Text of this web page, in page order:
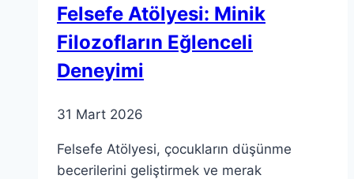
Felsefe Atölyesi: Minik
Filozofların Eğlenceli
Deneyimi
31 Mart 2026
Felsefe Atölyesi, çocukların düşünme
becerilerini geliştirmek ve merak